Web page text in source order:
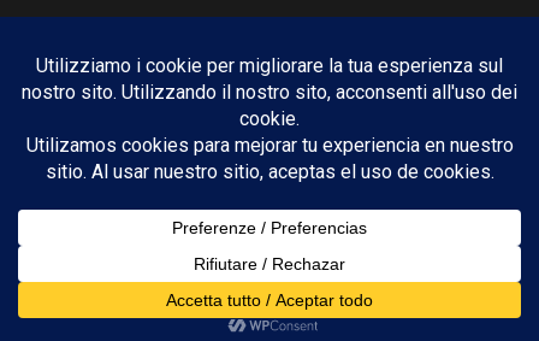
PUNTODINCONTRO
Copyright © 2025 Puntodincontro
Design by DisegnoW